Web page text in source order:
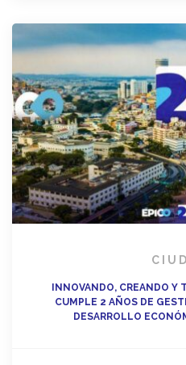
INNOVANDO, CREANDO Y
CUMPLE 2 AÑOS DE
DESARROLLO